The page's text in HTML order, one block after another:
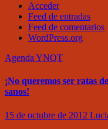
Acceder
Feed de entradas
Feed de comentarios
WordPress.org
Agenda YNQT
¡No queremos ser ratas
sanos!
15 de octubre de 2012